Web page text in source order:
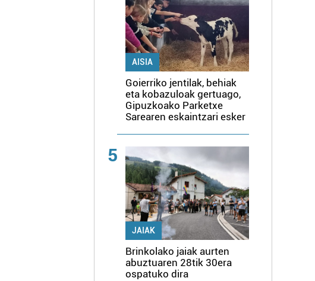
AISIA
Goierriko jentilak, behiak
eta kobazuloak gertuago,
Gipuzkoako Parketxe
Sarearen eskaintzari esker
5
JAIAK
Brinkolako jaiak aurten
abuztuaren 28tik 30era
ospatuko dira